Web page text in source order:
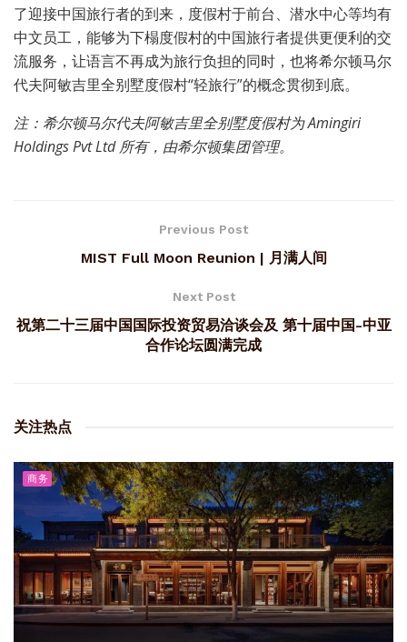
了迎接中国旅行者的到来，度假村于前台、潜水中心等均有
中文员工，能够为下榻度假村的中国旅行者提供更便利的交
流服务，让语言不再成为旅行负担的同时，也将希尔顿马尔
代夫阿敏吉里全别墅度假村“轻旅行”的概念贯彻到底。
注：希尔顿马尔代夫阿敏吉里全别墅度假村为Amingiri
Holdings Pvt Ltd 所有，由希尔顿集团管理。
Previous Post
MIST Full Moon Reunion | 月满人间
Next Post
祝第二十三届中国国际投资贸易洽谈会及 第十届中国-中亚
合作论坛圆满完成
关注热点
商务